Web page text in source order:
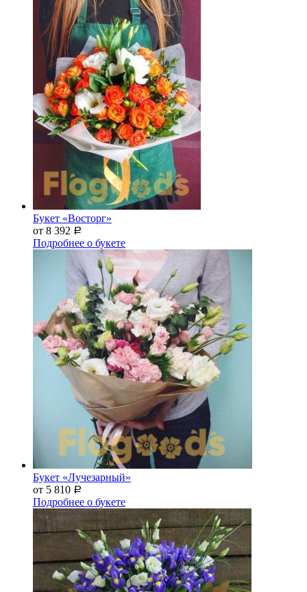
Букет «Восторг»
от 8 392 Р
Подробнее о букете
Букет «Лучезарный»
от 5 810 Р
Подробнее о букете